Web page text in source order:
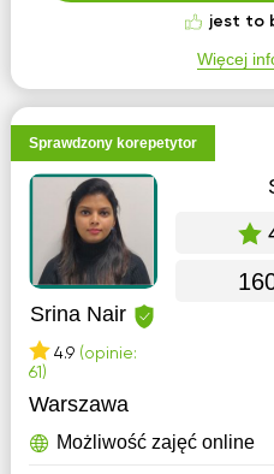
jest to
Więcej
Sprawdzony korepetytor
Srina Nair
4.9 (opinie:
61)
Warszawa
Możliwość zajęć online